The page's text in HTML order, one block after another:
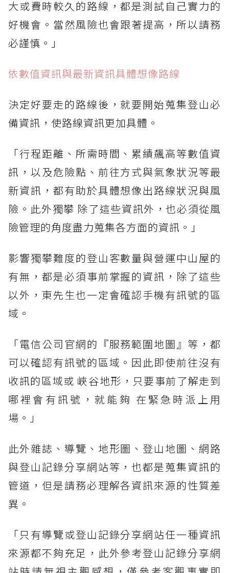
大或費時較久的路線，都是測試自己實力的
好機會。當然風險也會跟著提高，所以請務
必謹慎。」
依數值資訊與最新資訊具體想像路線
決定好要走的路線後，就要開始蒐集登山必
備資訊，使路線資訊更加具體。
「行程距離、所需時間、累績飆高等數值資
訊，以及危險點、前往方式與氣象狀況等最
新資訊，都有助於具體想像出路線狀況與風
險。此外獨攀 除了這些資訊外，也必須從風
險管理的角度盡力蒐集各方面的資訊。」
影響獨攀難度的登山客數量與營運中山屋的
有無，都是必須事前掌握的資訊，除了這些
以外，東先生也一定會確認手機有訊號的區
域。
「電信公司官網的『服務範圍地圖』等，都
可以確認有訊號的區域。因此即使前往沒有
收訊的區域或 峽谷地形，只要事前了解走到
哪裡會有訊號，就能夠 在緊急時派上用
場。」
此外雜誌、導覽、地形圖、登山地圖、網路
與登山記錄分享網站等，也都是蒐集資訊的
管道，但是請務必理解各資訊來源的性質差
異。
「只有導覽或登山記錄分享網站任一種資訊
來源都不夠充足，此外參考登山記錄分享網